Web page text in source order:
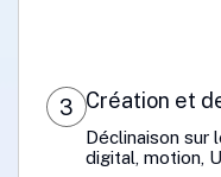
3 Création et
Déclinaison sur
digital, motion,